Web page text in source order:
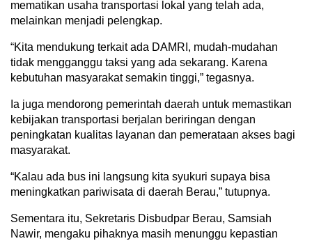
mematikan usaha transportasi lokal yang telah ada,
melainkan menjadi pelengkap.
“Kita mendukung terkait ada DAMRI, mudah-mudahan
tidak mengganggu taksi yang ada sekarang. Karena
kebutuhan masyarakat semakin tinggi,” tegasnya.
Ia juga mendorong pemerintah daerah untuk memastikan
kebijakan transportasi berjalan beriringan dengan
peningkatan kualitas layanan dan pemerataan akses bagi
masyarakat.
“Kalau ada bus ini langsung kita syukuri supaya bisa
meningkatkan pariwisata di daerah Berau,” tutupnya.
Sementara itu, Sekretaris Disbudpar Berau, Samsiah
Nawir, mengaku pihaknya masih menunggu kepastian